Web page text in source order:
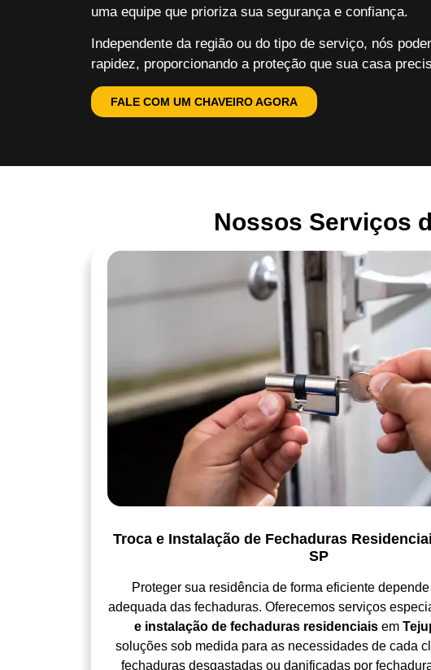
uma equipe que prioriza sua segurança e confiança.
Independente da região ou do tipo de serviço, nós
rapidez, proporcionando a proteção que sua casa
FALE COM UM CHAVEIRO AGORA
Nossos Serviços
Troca e Instalação de Fechaduras
SP
Proteger sua residência de forma eficiente
adequada das fechaduras. Oferecemos serviços
e instalação de fechaduras residenciais em
soluções sob medida para as necessidades de cada
fechaduras desgastadas ou danificadas por